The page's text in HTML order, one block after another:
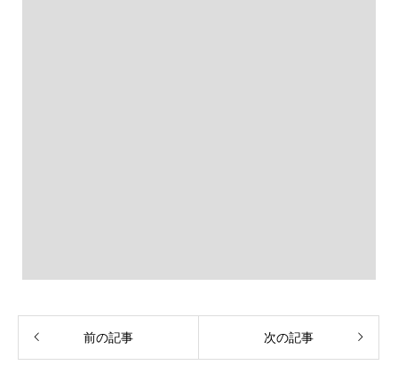
前の記事 次の記事